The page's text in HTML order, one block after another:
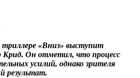
триллере «Вниз» выступит
Крид. Он отметил, что процесс
усилий, однако зрителя
результат.